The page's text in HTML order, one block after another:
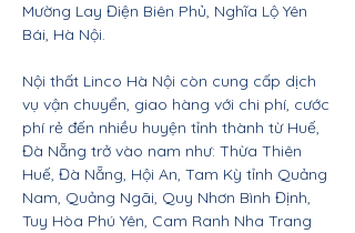
Mường Lay Điện Biên Phủ, Nghĩa Lộ Yên
Bái, Hà Nội.
Nội thất Linco Hà Nội còn cung cấp dịch
vụ vận chuyển, giao hàng với chi phí, cước
phí rẻ đến nhiều huyện tỉnh thành từ Huế,
Đà Nẵng trở vào nam như: Thừa Thiên
Huế, Đà Nẵng, Hội An, Tam Kỳ tỉnh Quảng
Nam, Quảng Ngãi, Quy Nhơn Bình Định,
Tuy Hòa Phú Yên, Cam Ranh Nha Trang